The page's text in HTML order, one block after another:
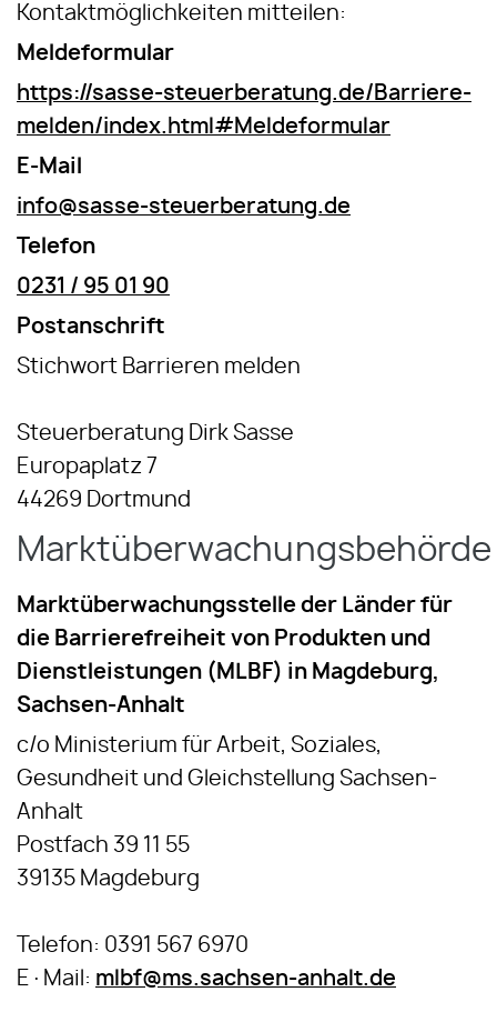
Kontaktmöglichkeiten mitteilen:
Meldeformular
https://sasse-steuerberatung.de/Barriere-
melden/index.html#Meldeformular
E-Mail
info@sasse-steuerberatung.de
Telefon
0231 / 95 01 90
Postanschrift
Stichwort Barrieren melden
Steuerberatung Dirk Sasse
Europaplatz 7
44269 Dortmund
Marktüberwachungsbehörde
Marktüberwachungsstelle der Länder für
die Barrierefreiheit von Produkten und
Dienstleistungen (MLBF) in Magdeburg,
Sachsen-Anhalt
c/o Ministerium für Arbeit, Soziales,
Gesundheit und Gleichstellung Sachsen-
Anhalt
Postfach 39 11 55
39135 Magdeburg
Telefon: 0391 567 6970
E·Mail: mlbf@ms.sachsen-anhalt.de